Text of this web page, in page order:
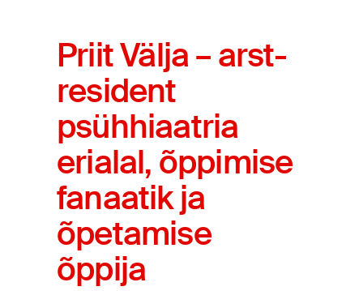
Priit Välja – arst-
resident
psühhiaatria
erialal, õppimise
fanaatik ja
õpetamise
õppija